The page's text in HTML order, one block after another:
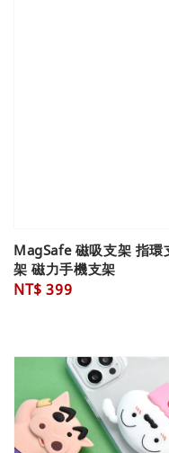
MagSafe 磁吸支架 指環
架 磁力手機支架
Regular
NT$ 399